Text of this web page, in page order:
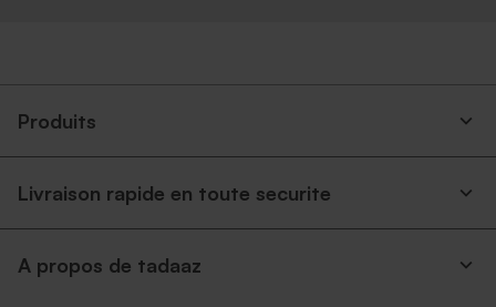
Produits
Livraison rapide en toute securite
A propos de tadaaz